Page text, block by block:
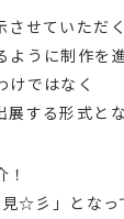
せていただ
うに制作を
けではなく
する形式とな
☆彡」となっ